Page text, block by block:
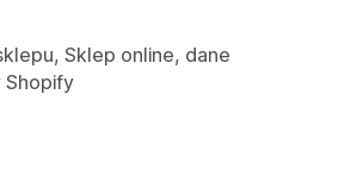
Sklep online, dane
Shopify